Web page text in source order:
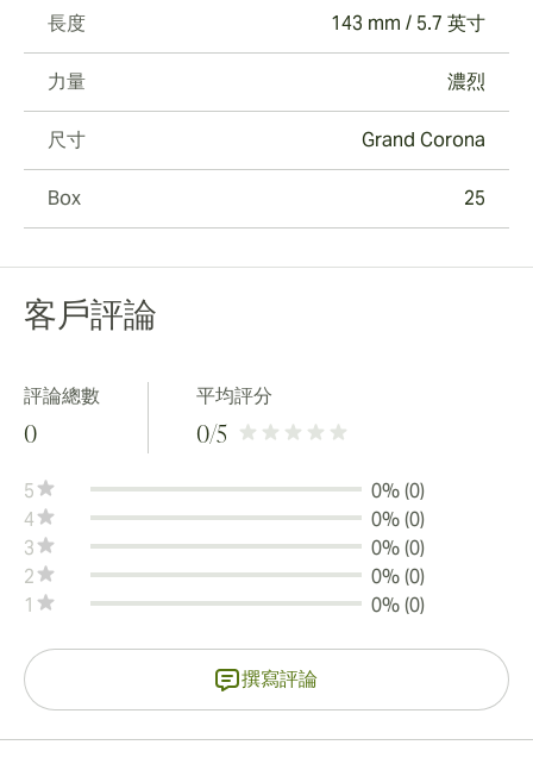
長度 143 mm / 5.7 英寸
力量 濃烈
尺寸 Grand Corona
Box 25
客戶評論
評論總數
0
平均評分
0/5
5
0% (0)
4
0% (0)
3
0% (0)
2
0% (0)
1
0% (0)
撰寫評論